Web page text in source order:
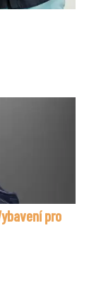
pro